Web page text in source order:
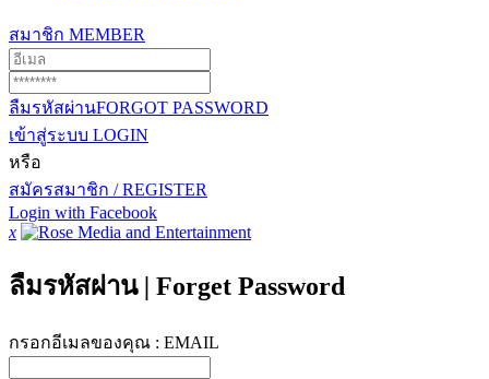
สมาชิก MEMBER
ลืมรหัสผ่านFORGOT PASSWORD
เข้าสู่ระบบ LOGIN
หรือ
สมัครสมาชิก / REGISTER
Login with Facebook
x
ลืมรหัสผ่าน | Forget Password
กรอกอีเมลของคุณ : EMAIL